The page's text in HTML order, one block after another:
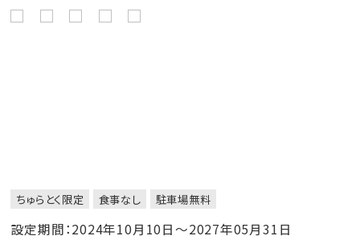
ちゅらとく限定 食事なし 駐車場無料
設定期間：2024年10月10日～2027年05月31日